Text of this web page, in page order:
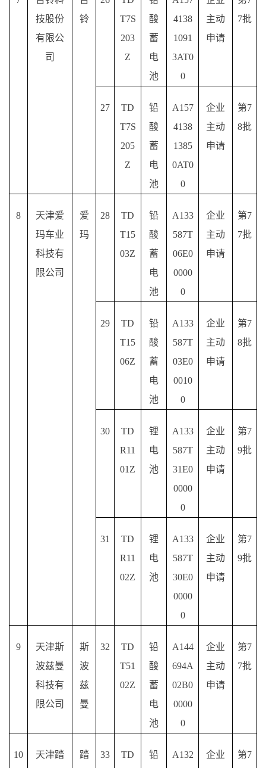
技股份
有限公
司
铃
T7S
203
Z
酸
蓄
电
池
4138
1091
3AT0
0
主动
申请
7批
27
TD
T7S
205
Z
铅
酸
蓄
电
池
A157
4138
1385
0AT0
0
企业
主动
申请
第7
8批
8
天津爱
玛车业
科技有
限公司
爱
玛
28
TD
T15
03Z
铅
酸
蓄
电
池
A133
587T
06E0
0000
0
企业
主动
申请
第7
7批
29
TD
T15
06Z
铅
酸
蓄
电
池
A133
587T
03E0
0010
0
企业
主动
申请
第7
8批
30
TD
R11
01Z
锂
电
池
A133
587T
31E0
0000
0
企业
主动
申请
第7
9批
31
TD
R11
02Z
锂
电
池
A133
587T
30E0
0000
0
企业
主动
申请
第7
9批
9
天津斯
波兹曼
科技有
限公司
斯
波
兹
曼
32
TD
T51
02Z
铅
酸
蓄
电
池
A144
694A
02B0
0000
0
企业
主动
申请
第7
7批
10
天津踏
踏
33
TD
铅
A132
企业
第7